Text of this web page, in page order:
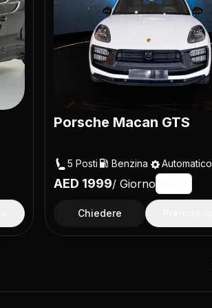
Porsche Macan GTS
5 Posti Benzina Automatico
AED 1999/ Giorno
Chiedere